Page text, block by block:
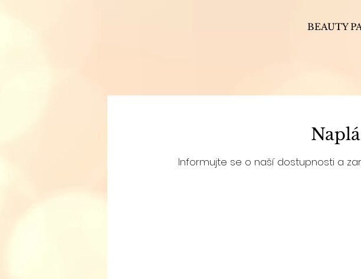
BEAUTY
Informujte se o naší dostupnosti a